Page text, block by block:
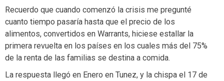
Recuerdo que cuando comenzó la crisis me pregunté
cuanto tiempo pasaría hasta que el precio de los
alimentos, convertidos en Warrants, hiciese estallar la
primera revuelta en los países en los cuales más del 75%
de la renta de las familias se destina a comida.
La respuesta llegó en Enero en Tunez, y la chispa el 17 de